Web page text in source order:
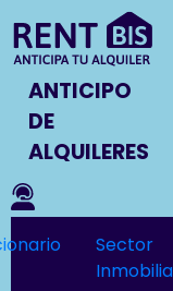
ANTICIPO
DE
ALQUILERES
Sector